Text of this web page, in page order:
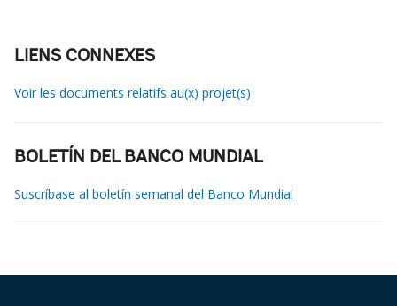
LIENS CONNEXES
Voir les documents relatifs au(x) projet(s)
BOLETÍN DEL BANCO MUNDIAL
Suscríbase al boletín semanal del Banco Mundial